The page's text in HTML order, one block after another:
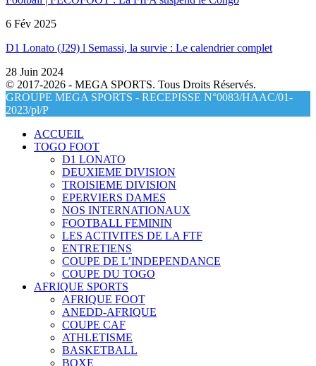
6 Fév 2025
D1 Lonato (J29) l Semassi, la survie : Le calendrier complet
28 Juin 2024
© 2017-2026 - MEGA SPORTS. Tous Droits Réservés.
GROUPE MEGA SPORTS - RECEPISSE N°0083/HAAC/01-
2023/pl/P
ACCUEIL
TOGO FOOT
D1 LONATO
DEUXIEME DIVISION
TROISIEME DIVISION
EPERVIERS DAMES
NOS INTERNATIONAUX
FOOTBALL FEMININ
LES ACTIVITES DE LA FTF
ENTRETIENS
COUPE DE L’INDEPENDANCE
COUPE DU TOGO
AFRIQUE SPORTS
AFRIQUE FOOT
ANEDD-AFRIQUE
COUPE CAF
ATHLETISME
BASKETBALL
BOXE